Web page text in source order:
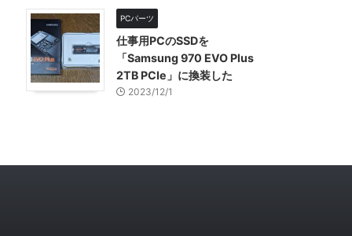
PCパーツ
仕事用PCのSSDを
「Samsung 970 EVO Plus
2TB PCIe」に換装した
2023/12/1